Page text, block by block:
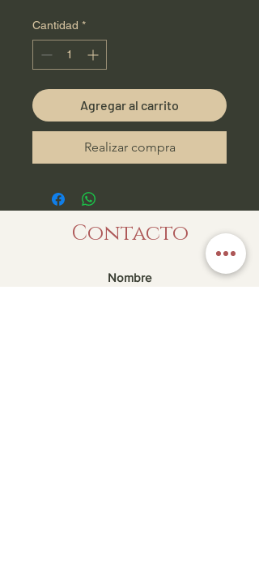
Cantidad *
Agregar al carrito
Realizar compra
Contacto